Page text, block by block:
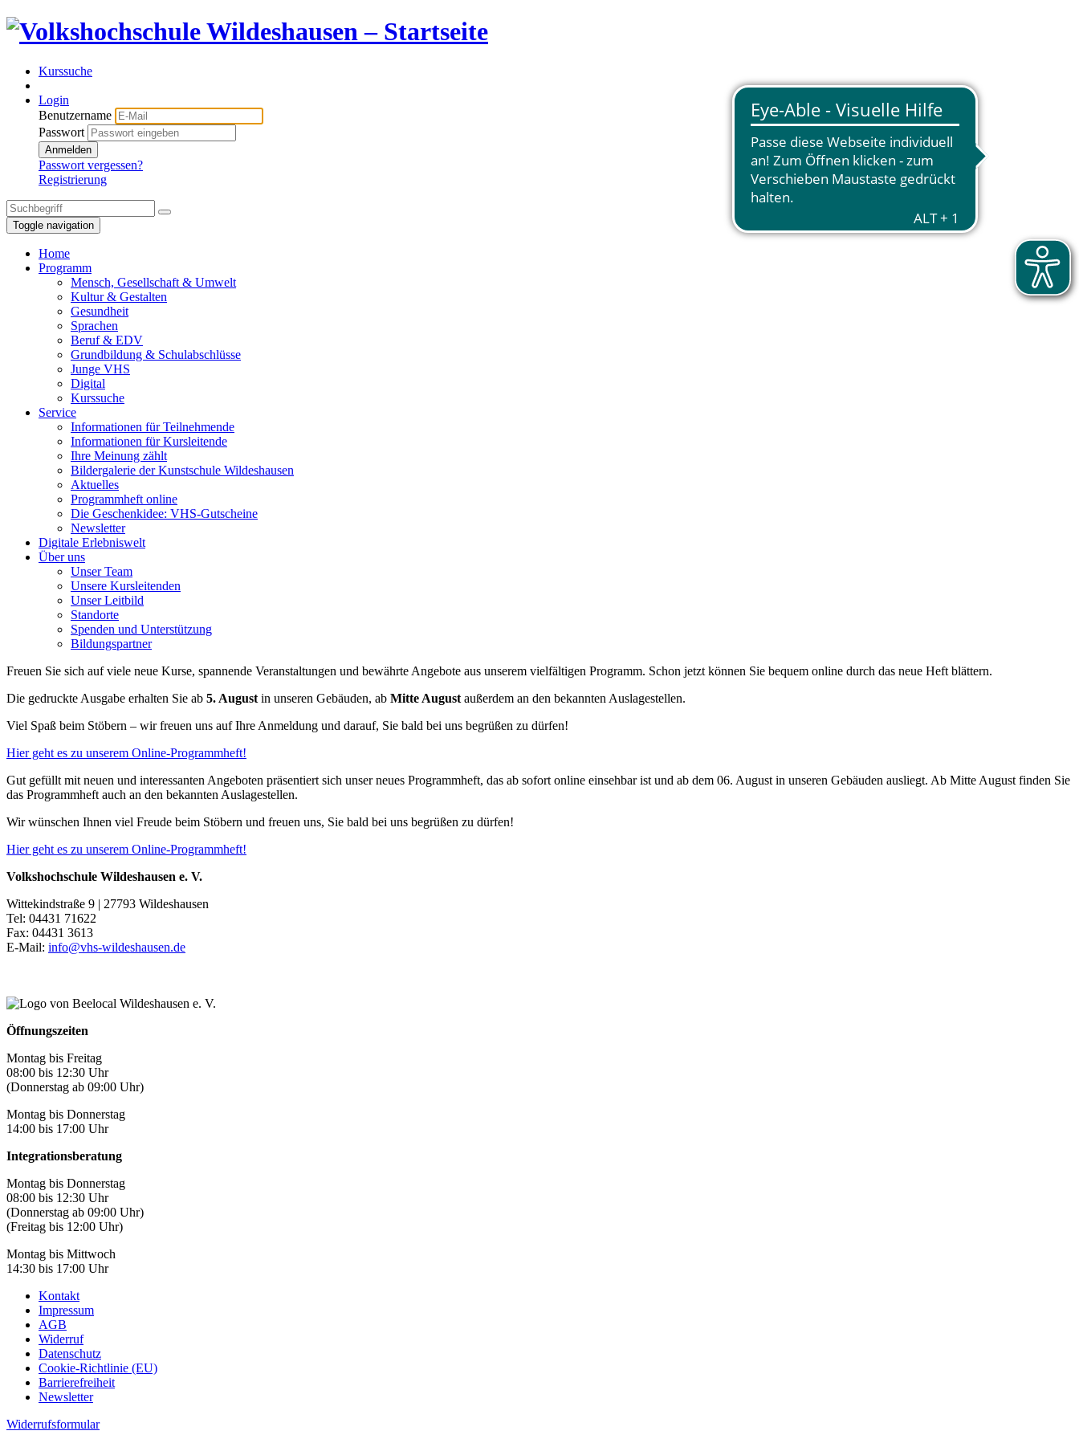
Kurssuche
Login
Benutzername
Passwort
Anmelden
Passwort vergessen?
Registrierung
Toggle navigation
Home
Programm
Mensch, Gesellschaft & Umwelt
Kultur & Gestalten
Gesundheit
Sprachen
Beruf & EDV
Grundbildung & Schulabschlüsse
Junge VHS
Digital
Kurssuche
Service
Informationen für Teilnehmende
Informationen für Kursleitende
Ihre Meinung zählt
Bildergalerie der Kunstschule Wildeshausen
Aktuelles
Programmheft online
Die Geschenkidee: VHS-Gutscheine
Newsletter
Digitale Erlebniswelt
Über uns
Unser Team
Unsere Kursleitenden
Unser Leitbild
Standorte
Spenden und Unterstützung
Bildungspartner
Freuen Sie sich auf viele neue Kurse, spannende Veranstaltungen und bewährte Angebote aus unserem vielfältigen Programm. Schon jetzt können Sie bequem online durch das neue Heft blättern.
Die gedruckte Ausgabe erhalten Sie ab 5. August in unseren Gebäuden, ab Mitte August außerdem an den bekannten Auslagestellen.
Viel Spaß beim Stöbern – wir freuen uns auf Ihre Anmeldung und darauf, Sie bald bei uns begrüßen zu dürfen!
Hier geht es zu unserem Online-Programmheft!
Gut gefüllt mit neuen und interessanten Angeboten präsentiert sich unser neues Programmheft, das ab sofort online einsehbar ist und ab dem 06. August in unseren Gebäuden ausliegt. Ab Mitte August finden Sie
das Programmheft auch an den bekannten Auslagestellen.
Wir wünschen Ihnen viel Freude beim Stöbern und freuen uns, Sie bald bei uns begrüßen zu dürfen!
Hier geht es zu unserem Online-Programmheft!
Volkshochschule Wildeshausen e. V.
Wittekindstraße 9 | 27793 Wildeshausen
Tel: 04431 71622
Fax: 04431 3613
E-Mail: info@vhs-wildeshausen.de
Öffnungszeiten
Montag bis Freitag
08:00 bis 12:30 Uhr
(Donnerstag ab 09:00 Uhr)
Montag bis Donnerstag
14:00 bis 17:00 Uhr
Integrationsberatung
Montag bis Donnerstag
08:00 bis 12:30 Uhr
(Donnerstag ab 09:00 Uhr)
(Freitag bis 12:00 Uhr)
Montag bis Mittwoch
14:30 bis 17:00 Uhr
Kontakt
Impressum
AGB
Widerruf
Datenschutz
Cookie-Richtlinie (EU)
Barrierefreiheit
Newsletter
Widerrufsformular